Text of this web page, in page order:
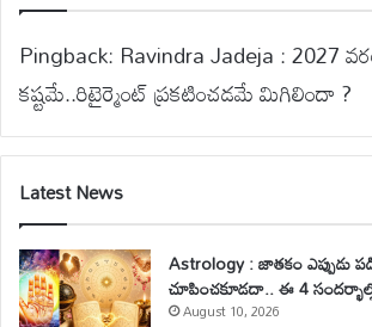
Pingback: Ravindra Jadeja : 2027
కష్టమే..రిటైర్మెంట్ ప్రకటించడమే మిగిలిందా ?
Latest News
Astrology : జాతకం ఎప్పుడు
చూపించకూడదా.. ఈ 4
August 10, 2026